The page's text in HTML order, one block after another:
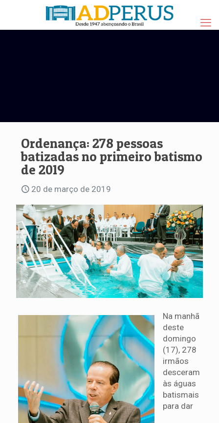
Ordenança: 278 pessoas
batizadas no primeiro batismo
de 2019
20 de março de 2019
Na manhã
deste
domingo
(17), 278
irmãos
desceram
às águas
batismais
para dar